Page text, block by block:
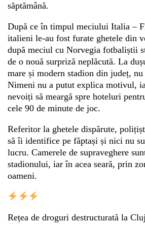
Pinterest
Whatsapp
săptămână.
După ce în timpul meciului Italia –
italieni le-au fost furate ghetele din
după meciul cu Norvegia fotbaliștii
de o nouă surpriză neplăcută. La
mare și modern stadion din județ, nu
Nimeni nu a putut explica motivul,
nevoiți să meargă spre hoteluri
cele 90 de minute de joc.
Referitor la ghetele dispărute,
să îi identifice pe făptași și nici nu
lucru. Camerele de supraveghere
stadionului, iar în acea seară, prin
oameni.
Rețea de droguri destructurată la